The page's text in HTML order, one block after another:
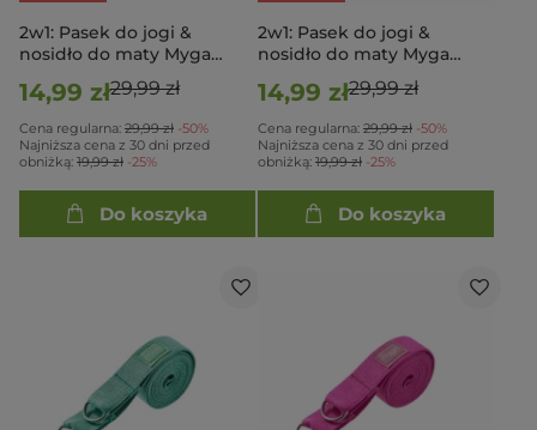
2w1: Pasek do jogi &
nosidło do maty Myga
14,99 zł29,99 zł
Cena regularna: 29,99 zł -50%
Najniższa cena z 30 dni przed
obniżką: 19,99 zł -25%
Do koszyka
2w1: Pasek do jogi &
nosidło do maty Myga
14,99 zł29,99 zł
Cena regularna: 29,99 zł -50%
Najniższa cena z 30 dni przed
obniżką: 19,99 zł -25%
Do koszyka